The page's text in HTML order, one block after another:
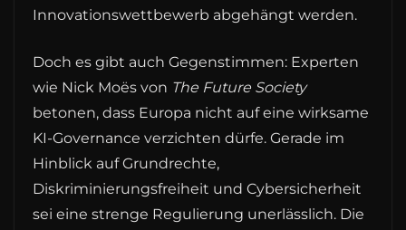
Innovationswettbewerb abgehängt werden.
Doch es gibt auch Gegenstimmen: Experten
wie Nick Moës von The Future Society
betonen, dass Europa nicht auf eine wirksame
KI-Governance verzichten dürfe. Gerade im
Hinblick auf Grundrechte,
Diskriminierungsfreiheit und Cybersicherheit
sei eine strenge Regulierung unerlässlich. Die